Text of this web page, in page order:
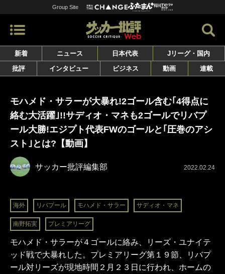
Group Site
新着 ニュース 日本代表
Jリーグ・国内
批評
インタビュー ビジネス 動画 連載
モハメド・サラーが大暴れ!2ゴール含む｢4得点に
絡む大活躍｣!!サディオ・マネも2ゴールでリバプ
ール大勝!エジプト代表FWのゴールと｢圧巻のアシ
スト｣とは?【動画】
サッカー批評編集部 2022.02.24
海外 リバプール モハメド・サラー サディオ・マネ
南野拓実 プレミアリーグ
モハメド・サラーが４ゴールに絡み、リーズ・ユナイテ
ッド戦で大暴れした。プレミアリーグ第１９節、リバプ
ール対リーズが現地時間２月２３日に行われ、ホームの